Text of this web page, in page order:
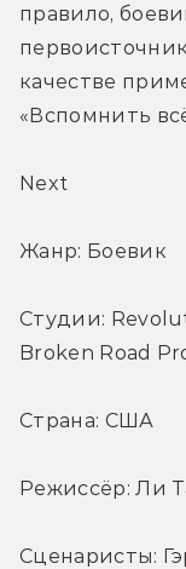
правило,
качестве
«Вспомнить
Next
Жанр: Боевик
Студии:
Broken Road
Страна: США
Режиссёр: Ли
Сценаристы: